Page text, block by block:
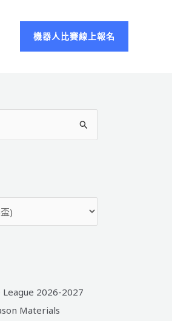
機器人比賽線上報名
League 2026-2027
Materials